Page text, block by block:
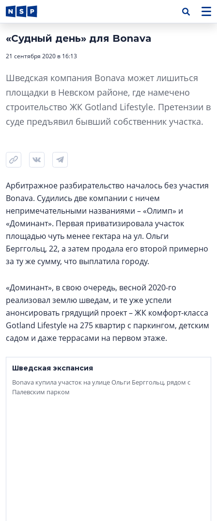
«Судный день» для Bonava
21 сентября 2020 в 16:13
Шведская компания Bonava может лишиться
площадки в Невском районе, где намечено
строительство ЖК Gotland Lifestyle. Претензии в
суде предъявил бывший собственник участка.
Арбитражное разбирательство началось без участия
Bonava. Судились две компании с ничем
непримечательными названиями – «Олимп» и
«Доминант». Первая приватизировала участок
площадью чуть менее гектара на ул. Ольги
Берггольц, 22, а затем продала его второй примерно
за ту же сумму, что выплатила городу.
«Доминант», в свою очередь, весной 2020-го
реализовал землю шведам, и те уже успели
анонсировать грядущий проект – ЖК комфорт-класса
Gotland Lifestyle на 275 квартир с паркингом, детским
садом и даже террасами на первом этаже.
Шведская экспансия
Bonava купила участок на улице Ольги Берггольц, рядом с
Палевским парком